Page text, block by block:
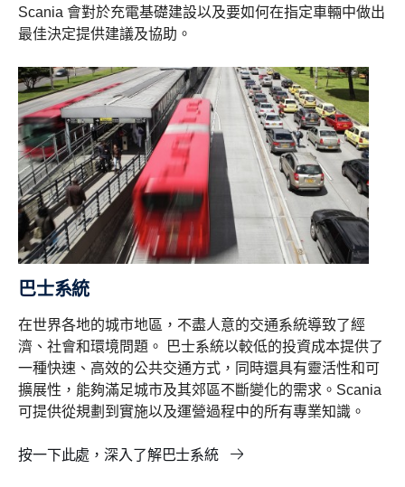
Scania 會對於充電基礎建設以及要如何在指定車輛中做出
最佳決定提供建議及協助。
巴士系統
在世界各地的城市地區，不盡人意的交通系統導致了經
濟、社會和環境問題。 巴士系統以較低的投資成本提供了
一種快速、高效的公共交通方式，同時還具有靈活性和可
擴展性，能夠滿足城市及其郊區不斷變化的需求。Scania
可提供從規劃到實施以及運營過程中的所有專業知識。
按一下此處，深入了解巴士系統